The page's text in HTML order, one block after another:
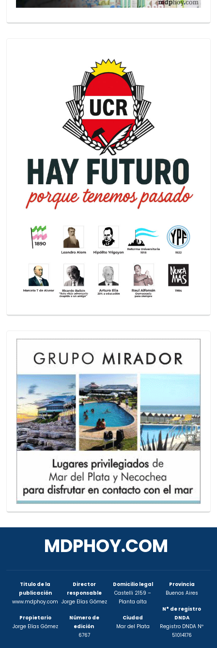
MDPHOY.COM
Titulo de la
publicación
www.mdphoy.com
Propietario
Jorge Elías Gómez
Director
responsable
Jorge Elías Gómez
Número de
edición
6767
Domicilio legal
Castelli 2159 –
Planta alta
Ciudad
Mar del Plata
Provincia
Buenos Aires
N° de registro
DNDA
Registro DNDA Nº
51014176